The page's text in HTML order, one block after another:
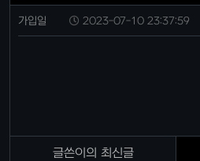
가입일 2023-07-10 23:37:59
글쓴이의 최신글